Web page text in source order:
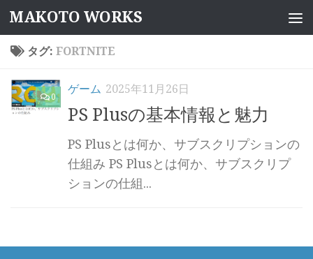
コンテンツへスキップ
MAKOTO WORKS
タグ: FORTNITE
0
ゲーム 2025年11月26日
PS Plusの基本情報と魅力
PS Plusとは何か、サブスクリプションの
仕組み PS Plusとは何か、サブスクリプ
ションの仕組...